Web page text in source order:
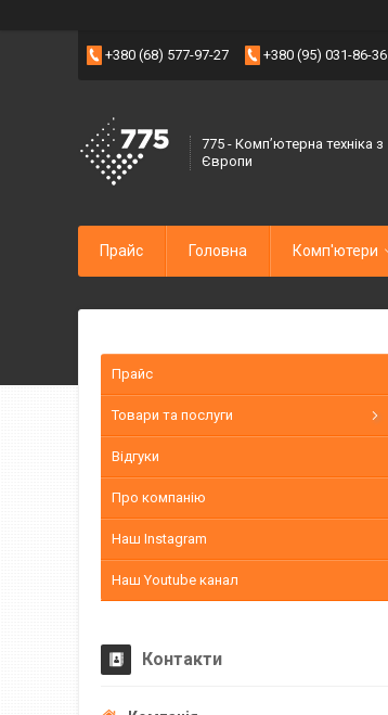
+380 (68) 577-97-27 +380 (95) 031-86-36
775 - Компʼютерна техніка з
Європи
Прайс Головна Комп'ютери
Прайс
Товари та послуги
Відгуки
Про компанію
Наш Instagram
Наш Youtube канал
Контакти